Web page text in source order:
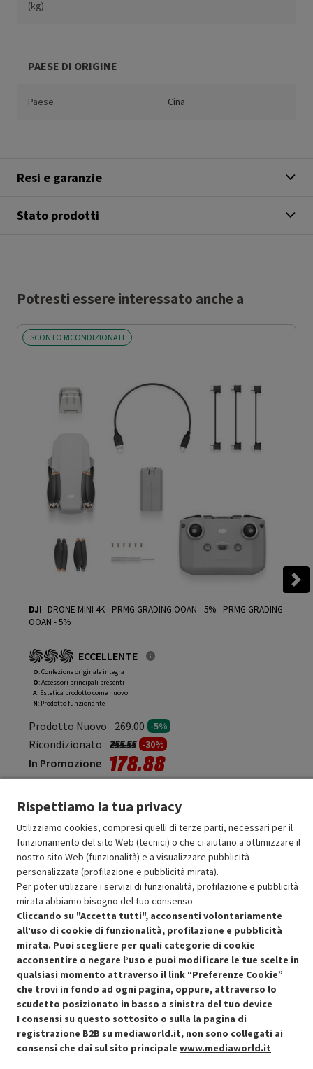
(kg)
PAESE DI ORIGINE
Paese Cina
Resi e garanzie
Stato prodotti
Potresti essere interessato anche a
SCONTO RICONDIZIONATI
DJI DRONE MINI 4K - PRMG GRADING OOAN - 5%- PRMG GRADING
OOAN - 5%
ECCELLENTE
O: Confezione originale integra
O: Accessori principali presenti
A: Estetica prodotto come nuovo
N: Prodotto funzionante
Prodotto Nuovo 269.00 -5%
Ricondizionato Prezzo ridotto da
255.55a-30%
In Promozione 178.88
SCONTO RICONDIZIONATI
Approfitta dello sconto del 30% sul prodotto ricondizionato.
Condizioni generali di vendita
Cookie Policy
Preferenze cookie
Recedere dal contratto qui
Rispettiamo la tua privacy
Utilizziamo cookies, compresi quelli di terze parti, necessari per il
funzionamento del sito Web (tecnici) o che ci aiutano a ottimizzare il
nostro sito Web (funzionalità) e a visualizzare pubblicità
personalizzata (profilazione e pubblicità mirata).
Per poter utilizzare i servizi di funzionalità, profilazione e pubblicità
mirata abbiamo bisogno del tuo consenso.
Cliccando su "Accetta tutti", acconsenti volontariamente
all’uso di cookie di funzionalità, profilazione e pubblicità
mirata. Puoi scegliere per quali categorie di cookie
acconsentire o negare l’uso e puoi modificare le tue scelte in
qualsiasi momento attraverso il link “Preferenze Cookie”
che trovi in fondo ad ogni pagina, oppure, attraverso lo
scudetto posizionato in basso a sinistra del tuo device
I consensi su questo sottosito o sulla la pagina di
registrazione B2B su mediaworld.it, non sono collegati ai
consensi che dai sul sito principale www.mediaworld.it